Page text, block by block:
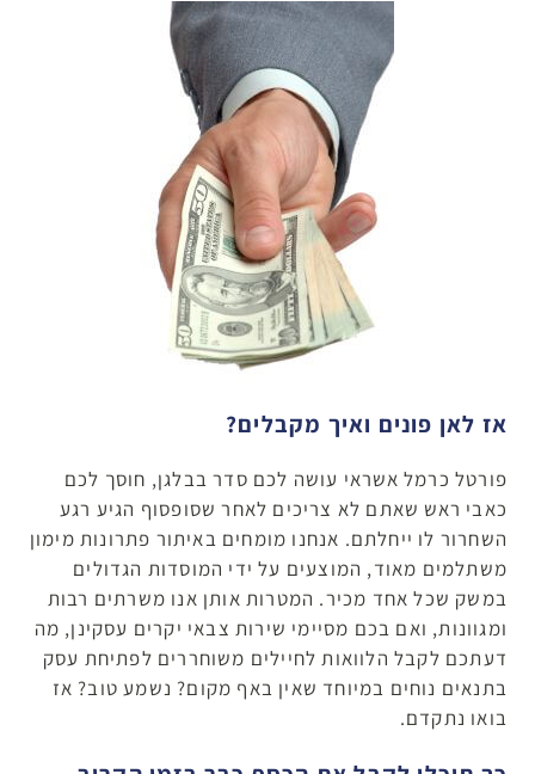
אז לאן פונים ואיך מקבלים?
פורטל כרמל אשראי עושה לכם סדר בבלגן, חוסך לכם
כאבי ראש שאתם לא צריכים לאחר שסופסוף הגיע רגע
השחרור לו ייחלתם. אנחנו מומחים באיתור פתרונות מימון
משתלמים מאוד, המוצעים על ידי המוסדות הגדולים
במשק שכל אחד מכיר. המטרות אותן אנו משרתים רבות
ומגוונות, ואם בכם מסיימי שירות צבאי יקרים עסקינן, מה
דעתכם לקבל הלוואות לחיילים משוחררים לפתיחת עסק
בתנאים נוחים במיוחד שאין באף מקום? נשמע טוב? אז
בואו נתקדם.